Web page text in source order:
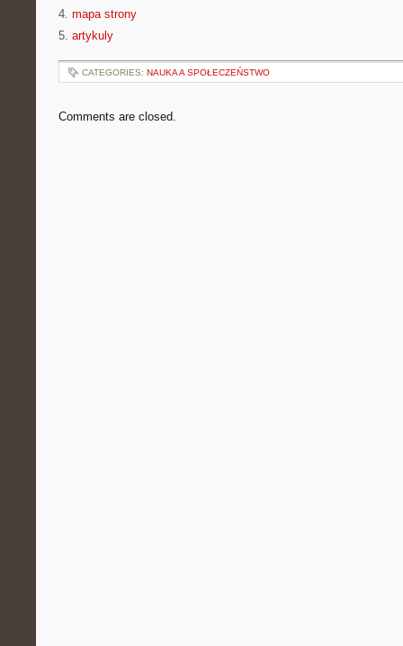
4. mapa strony
5. artykuly
CATEGORIES: NAUKA A SPOŁECZEŃSTWO
Comments are closed.